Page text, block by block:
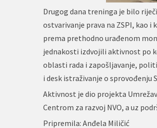
Drugog dana treninga je bilo
ostvarivanje prava na ZSPI, kao i
prema prethodno urađenom
jednakosti izdvojili aktivnost po
oblasti rada i zapošljavanje,
i desk istraživanje o sprovođenju
Aktivnost je dio projekta
Centrom za razvoj NVO, a uz
Pripremila: Anđela Miličić